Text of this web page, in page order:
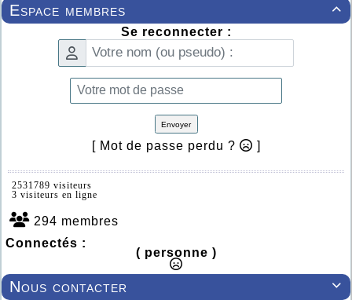

Espace membres
Se reconnecter :
Envoyer
[ Mot de passe perdu ? ]
2531789 visiteurs
3 visiteurs en ligne
294 membres
Connectés :
( personne )

Nous contacter